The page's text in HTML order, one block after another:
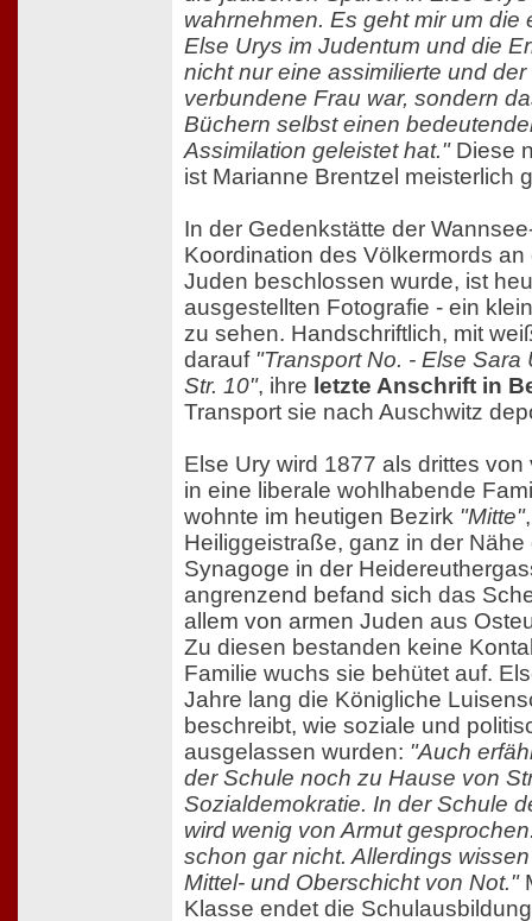
wahrnehmen. Es geht mir um die
Else Urys im Judentum und die
nicht nur eine assimilierte und
verbundene Frau war, sondern
Büchern selbst einen
Assimilation geleistet hat."Diese
ist Marianne Brentzel meisterlich
In der Gedenkstätte der
Koordination des Völkermords
Juden beschlossen wurde, ist
ausgestellten Fotografie - ein
zu sehen. Handschriftlich, mit
darauf "Transport No. - Else Sara
Str. 10", ihre letzte Anschrift in
Transport sie nach Auschwitz
Else Ury wird 1877 als drittes
in eine liberale wohlhabende
wohnte im heutigen Bezirk "Mitte"
Heiliggeistraße, ganz in der
Synagoge in der
angrenzend befand sich das
allem von armen Juden aus
Zu diesen bestanden keine
Familie wuchs sie behütet auf.
Jahre lang die Königliche
beschreibt, wie soziale und
ausgelassen wurden: "Auch
der Schule noch zu Hause von
Sozialdemokratie. In der Schule
wird wenig von Armut
schon gar nicht. Allerdings
Mittel- und Oberschicht von Not."
Klasse endet die